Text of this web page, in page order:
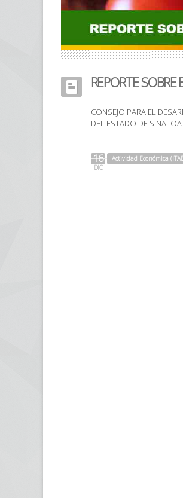
REPORTE
CONSEJO PARA EL
DEL ESTADO DE
16
DIC
Actividad Económica